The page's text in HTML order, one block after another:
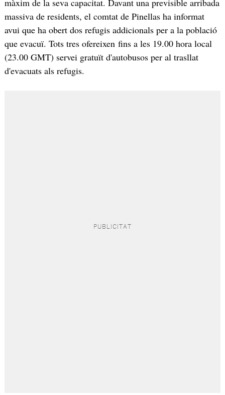
massiva de residents, el comtat de Pinellas ha informat
avui que ha obert dos refugis addicionals per a la població
que evacuï. Tots tres ofereixen fins a les 19.00 hora local
(23.00 GMT) servei gratuït d'autobusos per al trasllat
d'evacuats als refugis.